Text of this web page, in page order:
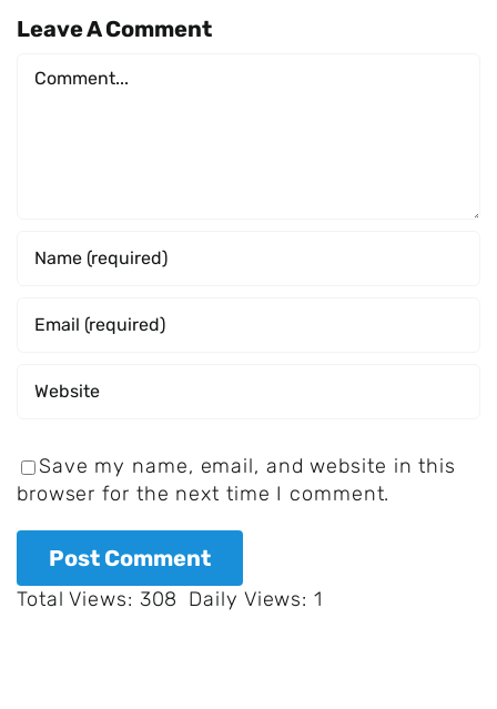
Leave A Comment
Comment
Save my name, email, and website in this
browser for the next time I comment.
Total Views: 308 Daily Views: 1